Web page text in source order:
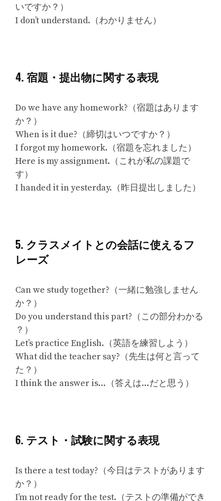
いですか？）
I don’t understand.（わかりません）
4. 宿題・提出物に関する表現
Do we have any homework?（宿題はあります
か？）
When is it due?（締切はいつですか？）
I forgot my homework.（宿題を忘れました）
Here is my assignment.（これが私の課題で
す）
I handed it in yesterday.（昨日提出しました）
5. クラスメイトとの会話に使えるフ
レーズ
Can we study together?（一緒に勉強しません
か？）
Do you understand this part?（この部分わかる
？）
Let’s practice English.（英語を練習しよう）
What did the teacher say?（先生は何と言って
た？）
I think the answer is…（答えは…だと思う）
6. テスト・試験に関する表現
Is there a test today?（今日はテストがあります
か？）
I’m not ready for the test.（テストの準備ができ